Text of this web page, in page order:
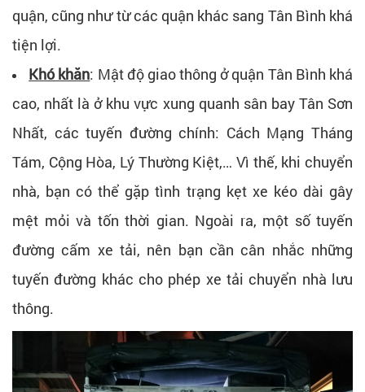
quận, cũng như từ các quận khác sang Tân Bình khá
tiện lợi.
Khó khăn: Mật độ giao thông ở quận Tân Bình khá
cao, nhất là ở khu vực xung quanh sân bay Tân Sơn
Nhất, các tuyến đường chính: Cách Mạng Tháng
Tám, Cộng Hòa, Lý Thường Kiệt,… Vì thế, khi chuyển
nhà, bạn có thể gặp tình trạng kẹt xe kéo dài gây
mệt mỏi và tốn thời gian. Ngoài ra, một số tuyến
đường cấm xe tải, nên bạn cần cân nhắc những
tuyến đường khác cho phép xe tải chuyển nhà lưu
thông.